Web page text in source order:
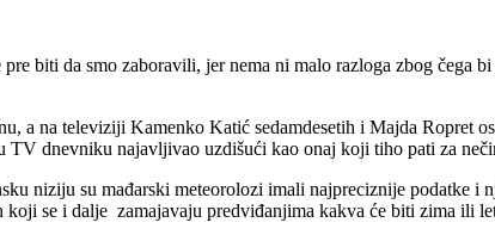
biti da smo zaboravili, jer nema ni malo razloga zbog čega
na televiziji Kamenko Katić sedamdesetih i Majda Ropret
dnevniku najavljivao uzdišući kao onaj koji tiho pati za
niziju su mađarski meteorolozi imali najpreciznije podatke i
se i dalje zamajavaju predviđanjima kakva će biti zima ili